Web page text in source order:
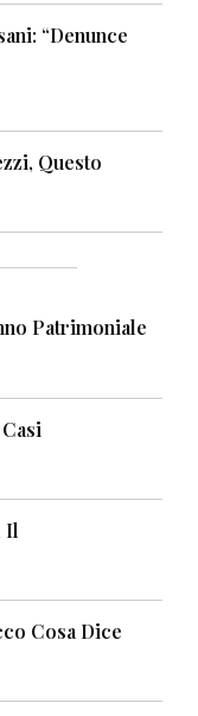
“Denunce
Questo
Patrimoniale
Il
Cosa Dice